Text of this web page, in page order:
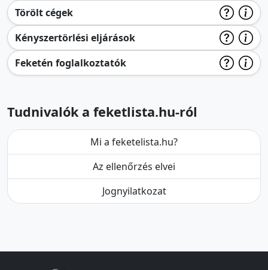
Törölt cégek
Kényszertörlési eljárások
Feketén foglalkoztatók
Tudnivalók a feketlista.hu-ról
Mi a feketelista.hu?
Az ellenőrzés elvei
Jognyilatkozat